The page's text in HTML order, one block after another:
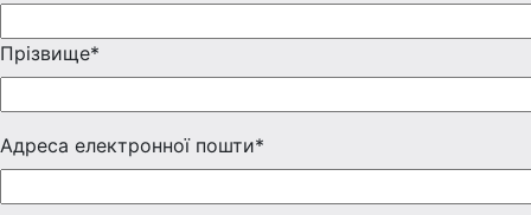
Прізвище*
Адреса електронної пошти*